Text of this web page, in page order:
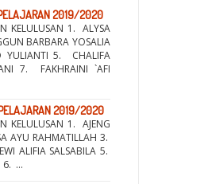
2019/2020
KELULUSAN 1. ALYSA
BARBARA YOSALIA
5. CHALIFA
7. FAKHRAINI `AFI
2019/2020
KELULUSAN 1. AJENG
AYU RAHMATILLAH 3.
ALIFIA SALSABILA 5.
6. ...